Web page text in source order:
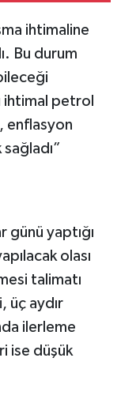
ihtimaline
Bu durum
ihtimal petrol
enflasyon
günü yaptığı
olası
talimatı
üç aydır
ilerleme
ise düşük